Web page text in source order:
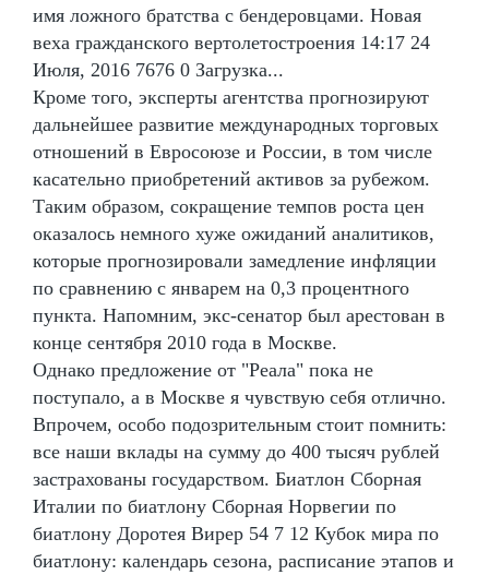
имя ложного братства с бендеровцами. Новая
веха гражданского вертолетостроения 14:17 24
Июля, 2016 7676 0 Загрузка...
Кроме того, эксперты агентства прогнозируют
дальнейшее развитие международных торговых
отношений в Евросоюзе и России, в том числе
касательно приобретений активов за рубежом.
Таким образом, сокращение темпов роста цен
оказалось немного хуже ожиданий аналитиков,
которые прогнозировали замедление инфляции
по сравнению с январем на 0,3 процентного
пункта. Напомним, экс-сенатор был арестован в
конце сентября 2010 года в Москве.
Однако предложение от "Реала" пока не
поступало, а в Москве я чувствую себя отлично.
Впрочем, особо подозрительным стоит помнить:
все наши вклады на сумму до 400 тысяч рублей
застрахованы государством. Биатлон Сборная
Италии по биатлону Сборная Норвегии по
биатлону Доротея Вирер 54 7 12 Кубок мира по
биатлону: календарь сезона, расписание этапов и